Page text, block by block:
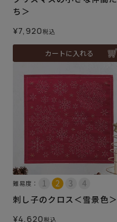
ち＞
¥7,920税込
カートに入れる
難易度：
刺し子のクロス＜雪景色＞
¥4,620税込